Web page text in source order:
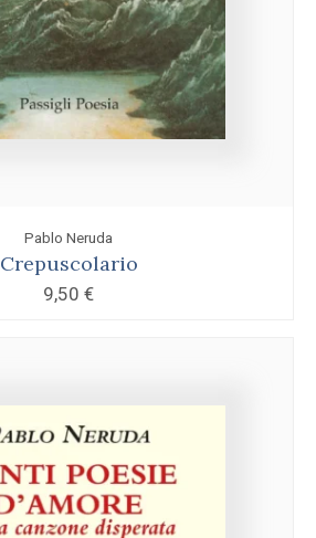
Pablo Neruda
Crepuscolario
9,50 €